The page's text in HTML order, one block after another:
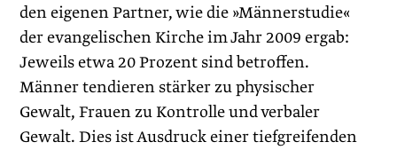
den eigenen Partner, wie die »Männerstudie«
der evangelischen Kirche im Jahr 2009 ergab:
Jeweils etwa 20 Prozent sind betroffen.
Männer tendieren stärker zu physischer
Gewalt, Frauen zu Kontrolle und verbaler
Gewalt. Dies ist Ausdruck einer tiefgreifenden